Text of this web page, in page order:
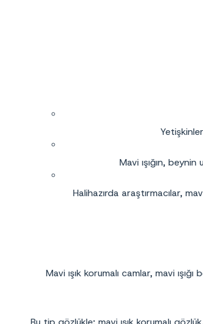
Mavi ışığın,
Halihazırda araştırmacılar,
Mavi ışık korumalı camlar, mavi